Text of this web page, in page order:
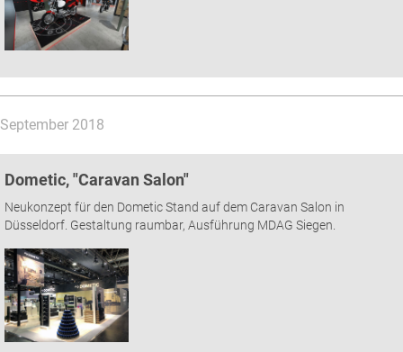
September 2018
Dometic, "Caravan Salon"
Neukonzept für den Dometic Stand auf dem Caravan Salon in
Düsseldorf. Gestaltung raumbar, Ausführung MDAG Siegen.